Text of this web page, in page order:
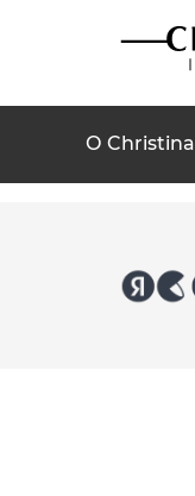
О Christina